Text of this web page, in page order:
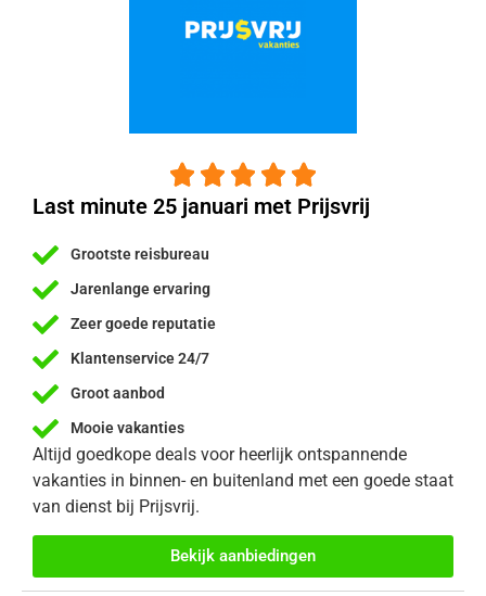
    
Last minute 25 januari met Prijsvrij
Grootste reisbureau
Jarenlange ervaring
Zeer goede reputatie
Klantenservice 24/7
Groot aanbod
Mooie vakanties
Altijd goedkope deals voor heerlijk ontspannende
vakanties in binnen- en buitenland met een goede staat
van dienst bij Prijsvrij.
Bekijk aanbiedingen